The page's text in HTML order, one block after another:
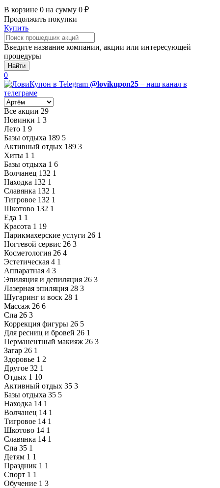
В корзине 0 на сумму 0 ₽
Продолжить покупки
Купить
Введите название компании, акции или интересующей
процедуры
Найти
0
@lovikupon25 – наш канал в
телеграме
Все акции 29
Новинки 1 3
Лето 1 9
Базы отдыха 189 5
Активный отдых 189 3
Хиты 1 1
Базы отдыха 1 6
Волчанец 132 1
Находка 132 1
Славянка 132 1
Тигровое 132 1
Шкотово 132 1
Еда 1 1
Красота 1 19
Парикмахерские услуги 26 1
Ногтевой сервис 26 3
Косметология 26 4
Эстетическая 4 1
Аппаратная 4 3
Эпиляция и депиляция 26 3
Лазерная эпиляция 28 3
Шугаринг и воск 28 1
Массаж 26 6
Спа 26 3
Коррекция фигуры 26 5
Для ресниц и бровей 26 1
Перманентный макияж 26 3
Загар 26 1
Здоровье 1 2
Другое 32 1
Отдых 1 10
Активный отдых 35 3
Базы отдыха 35 5
Находка 14 1
Волчанец 14 1
Тигровое 14 1
Шкотово 14 1
Славянка 14 1
Спа 35 1
Детям 1 1
Праздник 1 1
Спорт 1 1
Обучение 1 3